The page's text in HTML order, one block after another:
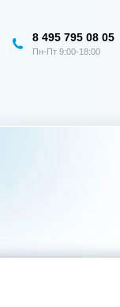
8 495 795 08 05
Пн-Пт 9:00-18:00